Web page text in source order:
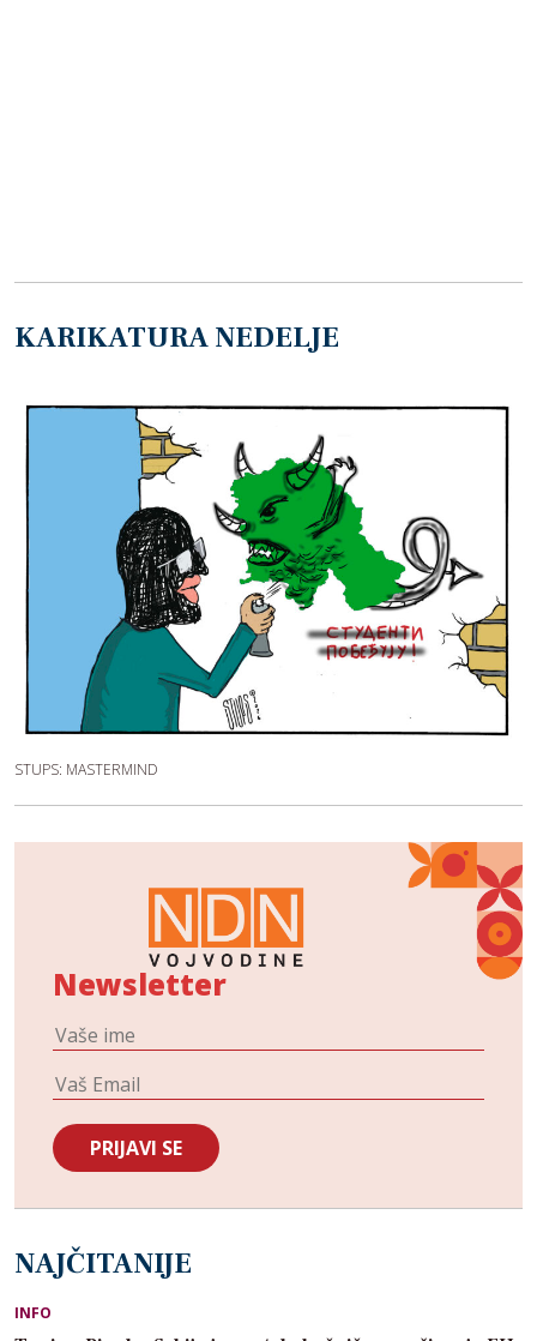
KARIKATURA NEDELJE
STUPS: MASTERMIND
Newsletter
NAJČITANIJE
INFO